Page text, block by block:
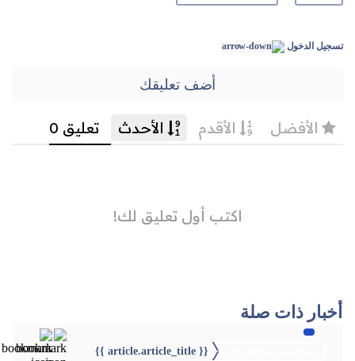
تسجيل الدخول
أضف تعليقك
أخبار ذات صلة
{{ article.article_title }}